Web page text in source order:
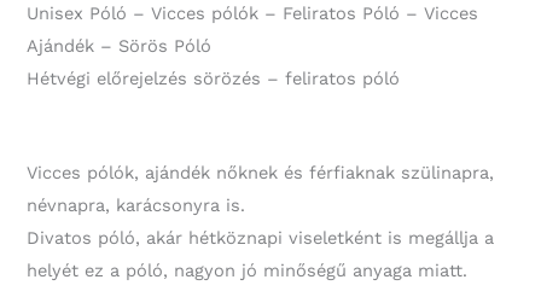
Vicces
Ajándék
-
mennyiség
Unisex Póló – Vicces pólók – Feliratos Póló – Vicces
Ajándék – Sörös Póló
Hétvégi előrejelzés sörözés – feliratos póló
Vicces pólók, ajándék nőknek és férfiaknak szülinapra,
névnapra, karácsonyra is.
Divatos póló, akár hétköznapi viseletként is megállja a
helyét ez a póló, nagyon jó minőségű anyaga miatt.